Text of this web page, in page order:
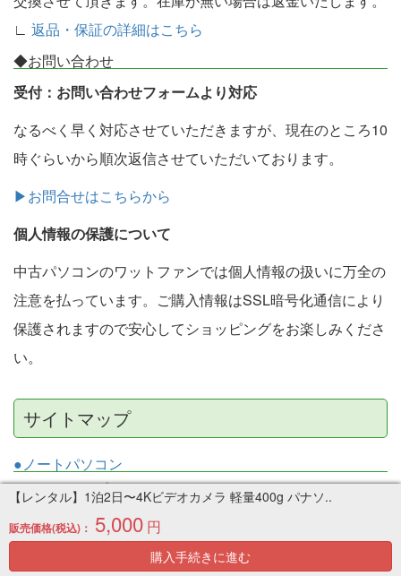
【レンタル】1泊2日〜4Kビデオカメラ 軽量400g パナソ..
販売価格(税込)： 5,000 円
購入手続きに進む
∟ 返品・保証の詳細はこちら
◆お問い合わせ
受付：お問い合わせフォームより対応
なるべく早く対応させていただきますが、現在のところ10
時ぐらいから順次返信させていただいております。
▶お問合せはこちらから
個人情報の保護について
中古パソコンのワットファンでは個人情報の扱いに万全の
注意を払っています。ご購入情報はSSL暗号化通信により
保護されますので安心してショッピングをお楽しみくださ
い。
サイトマップ
●ノートパソコン
●デスクトップパソコン
●ゲーミングパソコン